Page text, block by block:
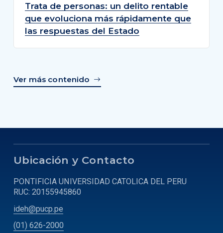
Trata de personas: un delito rentable
que evoluciona más rápidamente que
las respuestas del Estado
Ver más contenido
Ubicación y Contacto
PONTIFICIA UNIVERSIDAD CATOLICA DEL PERU
RUC: 20155945860
ideh@pucp.pe
(01) 626-2000